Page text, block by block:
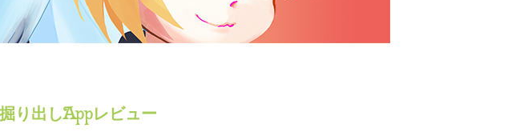
り出しAppレビュー